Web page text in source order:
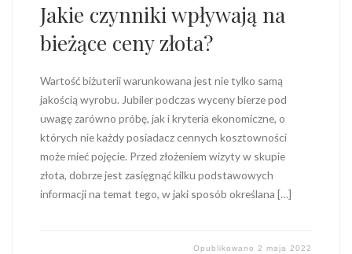
Jakie czynniki wpływają na
bieżące ceny złota?
Wartość biżuterii warunkowana jest nie tylko samą
jakością wyrobu. Jubiler podczas wyceny bierze pod
uwagę zarówno próbę, jak i kryteria ekonomiczne, o
których nie każdy posiadacz cennych kosztowności
może mieć pojęcie. Przed złożeniem wizyty w skupie
złota, dobrze jest zasięgnąć kilku podstawowych
informacji na temat tego, w jaki sposób określana […]
Opublikowano2 maja 2022